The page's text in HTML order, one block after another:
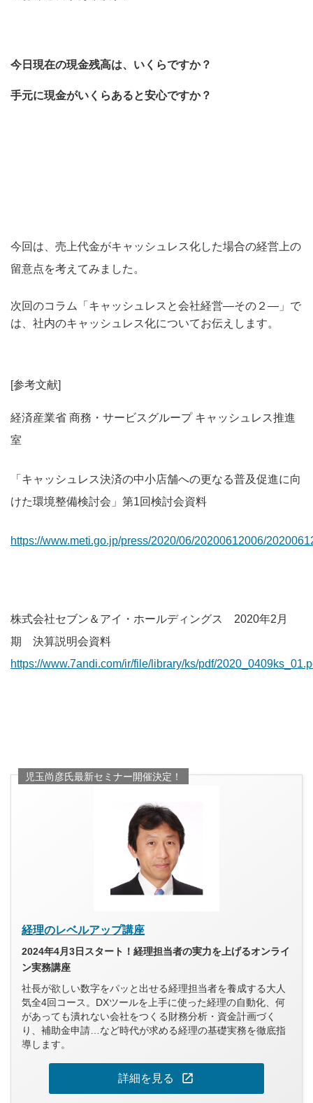
今日現在の現金残高は、いくらですか？
手元に現金がいくらあると安心ですか？
今回は、売上代金がキャッシュレス化した場合の経営上の
留意点を考えてみました。
次回のコラム「キャッシュレスと会社経営―その２―」で
は、社内のキャッシュレス化についてお伝えします。
[参考文献]
経済産業省 商務・サービスグループ キャッシュレス推進
室
「キャッシュレス決済の中小店舗への更なる普及促進に向
けた環境整備検討会」第1回検討会資料
https://www.meti.go.jp/press/2020/06/20200612006/
株式会社セブン＆アイ・ホールディングス 2020年2月
期 決算説明会資料
https://www.7andi.com/ir/file/library/ks/pdf/
児玉尚彦氏最新セミナー開催決定！
経理のレベルアップ講座
2024年4月3日スタート！経理担当者の実力を上げるオンライ
ン実務講座
社長が欲しい数字をパッと出せる経理担当者を養成する大人
気全4回コース。DXツールを上手に使った経理の自動化、何
があっても潰れない会社をつくる財務分析・資金計画づく
り、補助金申請…など時代が求める経理の基礎実務を徹底指
導します。
詳細を見る open_in_new